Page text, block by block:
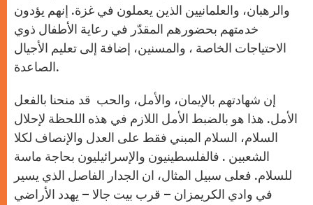
والرهبان، والعلمانيين الذين يعملون في غزة. إنهم يؤدون
خدمتهم بحضورهم المقدّر في رعاية الأطفال ذوي
الاحتياجات الخاصة ، والمسنين، إضافة إلى تعليم الأجيال
الصاعدة.
إن شهادتهم بالإيمان، والأمل، والحب قد منحنا بالفعل
الأمل. هذا هو بالضبط الأمل اللازم في هذه اللحظة لإحلال
السلام، السلام المبني فقط على العدل والإنصاف لكلا
الشعبين . فالفلسطينيون والإسرائيليون بحاجة ماسة
للسلام. فعلى سبيل المثال، ان الجدار الفاصل الذي يسير
في وادي الكريمزان – قرب بيت جالا – يهدد الأراضي